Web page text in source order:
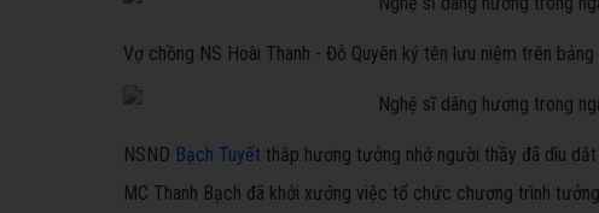
Vợ chồng NS Hoài Thanh - Đỗ Quyên ký tên lưu niệm trên
NSND Bạch Tuyết thắp hương tưởng nhớ người thầy đã dìu
MC Thanh Bạch đã khởi xướng việc tổ chức chương trình